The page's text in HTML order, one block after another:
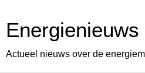
Energienieuws
Actueel nieuws over de